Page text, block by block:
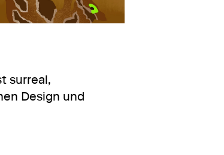
surreal,
Design und